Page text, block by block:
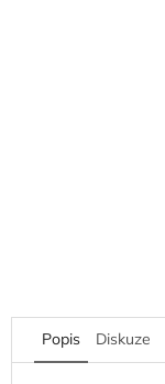
Popis Diskuze